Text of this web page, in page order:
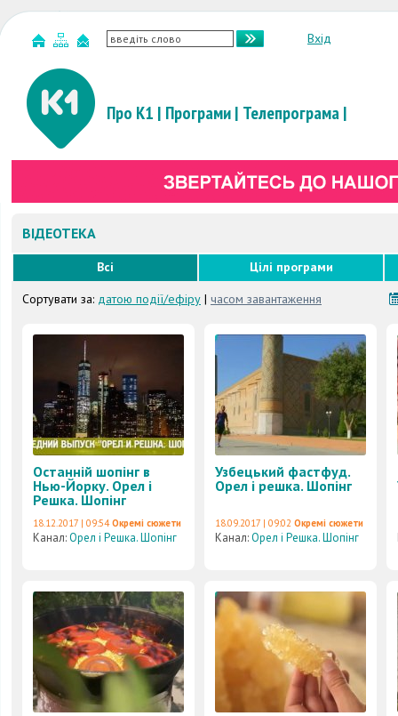
Вхід
Про К1 | Програми| Телепрограма|
ВІДЕОТЕКА
Всі
Цілі програми
Сортувати за: датою події/ефіру | часом завантаження
Останній шопінг в
Нью-Йорку. Орел і
Решка. Шопінг
18.12.2017 | 09:54 Окремі сюжети
Канал:Орел і Решка. Шопінг
Узбецький фастфуд.
Орел і решка. Шопінг
18.09.2017 | 09:02 Окремі сюжети
Канал:Орел і Решка. Шопінг